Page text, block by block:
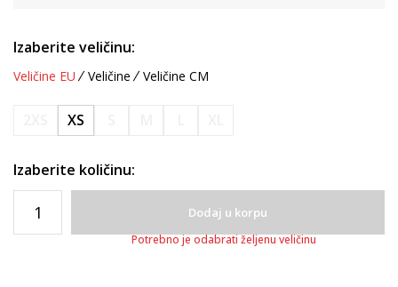
Izaberite veličinu:
Veličine EU Veličine Veličine CM
XS
Izaberite količinu:
Dodaj u korpu
Potrebno je odabrati željenu veličinu